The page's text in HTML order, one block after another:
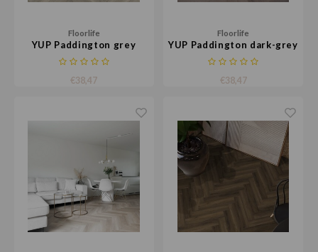
Floorlife
YUP Paddington grey
€38,47
Floorlife
YUP Paddington dark-grey
€38,47